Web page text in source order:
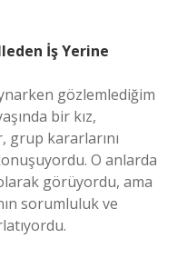
İş Yerine
gözlemlediğim
bir kız,
grup kararlarını
O anlarda
görüyordu, ama
sorumluluk ve